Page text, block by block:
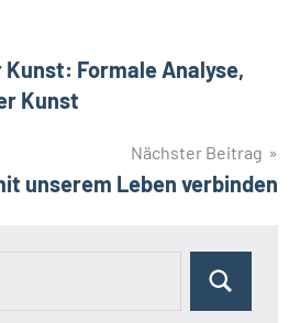
Formale Analyse,
Kunst
Nächster Beitrag
unserem Leben verbinden
Suchen